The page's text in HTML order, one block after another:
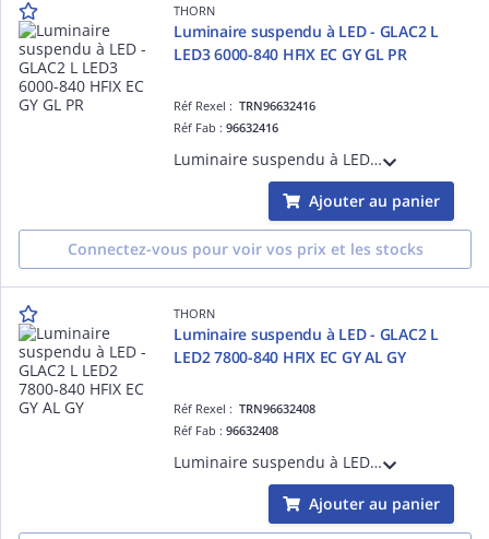
THORN
Luminaire suspendu à LED - GLAC2 L
LED3 6000-840 HFIX EC GY GL PR
Réf Rexel :TRN96632416
Réf Fab :96632416
Luminaire suspendu à LED - GLAC2 L LED3 6000-840 HFIX EC GY GL PR - Câble pour raccordement de luminaires ¿ 2.5 m ¿ 45W ¿ 4000K ¿ IP20 ¿ version DALI
Ajouter au panier
Connectez-vous pour voir vos prix et les stocks
THORN
Luminaire suspendu à LED - GLAC2 L
LED2 7800-840 HFIX EC GY AL GY
Réf Rexel :TRN96632408
Réf Fab :96632408
Luminaire suspendu à LED - GLAC2 L LED2 7800-840 HFIX EC GY AL GY - Câble pour raccordement de luminaires ¿ 2.5 m ¿ 74.3W ¿ 4000K ¿ IP20 ¿ version DALI
Ajouter au panier